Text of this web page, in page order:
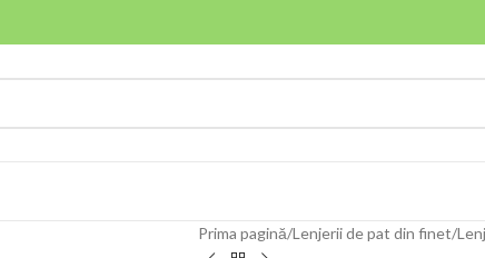
Prima pagină Lenjerii de pat din finet